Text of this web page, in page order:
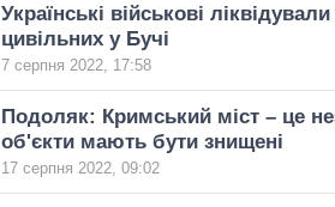
Українські військові
цивільних у Бучі
7 серпня 2022, 17:58
Подоляк: Кримський міст – це
об'єкти мають бути знищені
17 серпня 2022, 09:02